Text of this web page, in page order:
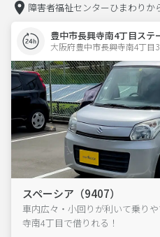
障害者福祉センターひまわりか
豊中市長興寺南4丁目ステ
大阪府豊中市長興寺南4丁目3
スペーシア（9407）
車内広々・小回りが利いて乗り
寺南4丁目で借りれる！